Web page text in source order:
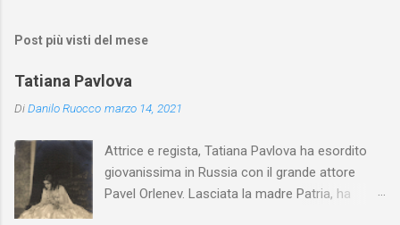
Post più visti del mese
Tatiana Pavlova
DiDanilo Ruocco marzo 14, 2021
Attrice e regista, Tatiana Pavlova ha esordito
giovanissima in Russia con il grande attore
Pavel Orlenev. Lasciata la madre Patria, ha